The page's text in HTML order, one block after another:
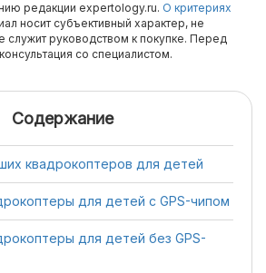
редакции expertology.ru. О критериях
носит субъективный характер, не
служит руководством к покупке. Перед
со специалистом.
Содержание
квадрокоптеров для детей
для детей с GPS-чипом
для детей без GPS-